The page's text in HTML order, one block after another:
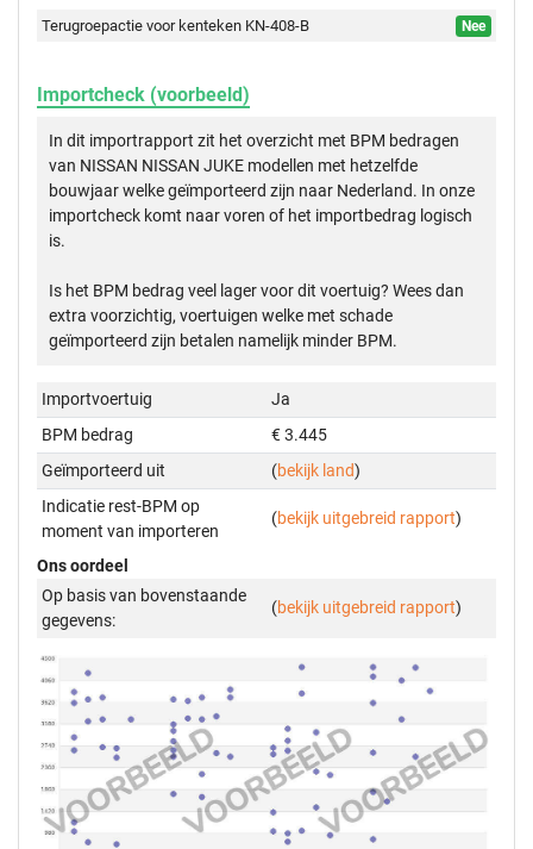
Terugroepactie voor kenteken KN-408-B
Nee
Importcheck (voorbeeld)
In dit importrapport zit het overzicht met BPM bedragen
van NISSAN NISSAN JUKE modellen met hetzelfde
bouwjaar welke geïmporteerd zijn naar Nederland. In onze
importcheck komt naar voren of het importbedrag logisch
is.
Is het BPM bedrag veel lager voor dit voertuig? Wees dan
extra voorzichtig, voertuigen welke met schade
geïmporteerd zijn betalen namelijk minder BPM.
Importvoertuig
Ja
BPM bedrag
€ 3.445
Geïmporteerd uit
(bekijk land)
Indicatie rest-BPM op
moment van importeren
(bekijk uitgebreid rapport)
Ons oordeel
Op basis van bovenstaande
gegevens:
(bekijk uitgebreid rapport)